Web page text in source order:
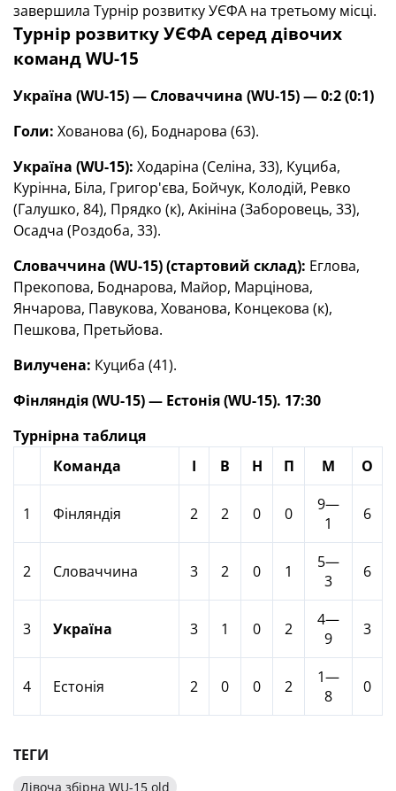
завершила Турнір розвитку УЄФА на третьому місці.
Турнір розвитку УЄФА серед дівочих
команд WU-15
Україна (WU-15) — Словаччина (WU-15) — 0:2 (0:1)
Голи: Хованова (6), Боднарова (63).
Україна (WU-15): Ходаріна (Селіна, 33), Куциба,
Курінна, Біла, Григор'єва, Бойчук, Колодій, Ревко
(Галушко, 84), Прядко (к), Акініна (Заборовець, 33),
Осадча (Роздоба, 33).
Словаччина (WU-15) (стартовий склад): Еглова,
Прекопова, Боднарова, Майор, Марцінова,
Янчарова, Павукова, Хованова, Концекова (к),
Пешкова, Претьйова.
Вилучена: Куциба (41).
Фінляндія (WU-15) — Естонія (WU-15). 17:30
Турнірна таблиця
Команда
І В Н П М О
1 Фінляндія 2 2 0 0
9—
1
6
2 Словаччина 3 2 0 1
5—
3
6
3 Україна 3 1 0 2
4—
9
3
4 Естонія 2 0 0 2
1—
8
0
ТЕГИ
Дівоча збірна WU-15 old